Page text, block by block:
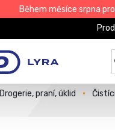
Během měsíce srpna
Drogerie, praní, úklid